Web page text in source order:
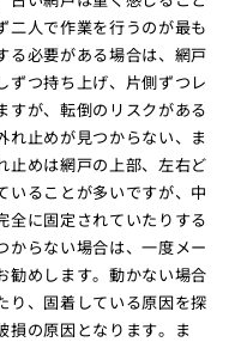
二人で作業を行うのが最も
る必要がある場合は、網戸
ずつ持ち上げ、片側ずつレ
すが、転倒のリスクがある
れ止めが見つからない、ま
止めは網戸の上部、左右ど
いることが多いですが、中
全に固定されていたりする
からない場合は、一度メー
勧めします。動かない場合
り、固着している原因を探
損の原因となります。ま